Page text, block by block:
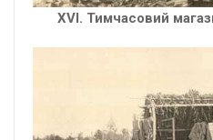
XVІ. Тимчасовий